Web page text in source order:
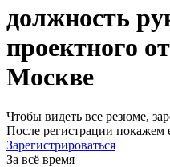
должность
проектного
Москве
Чтобы видеть все резюме,
После регистрации покажем
Зарегистрироваться
За всё время